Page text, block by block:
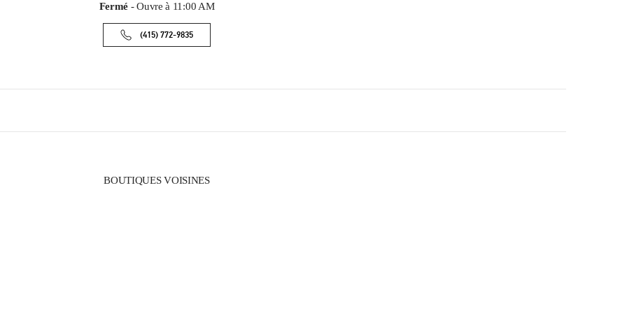
Fermé - Ouvre à 11:00 AM
(415) 772-9835
BOUTIQUES VOISINES